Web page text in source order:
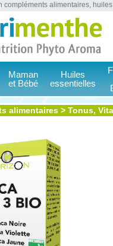
compléments alimentaires,
Maman
et Bébé
Huiles
essentielles
alimentaires > Tonus,